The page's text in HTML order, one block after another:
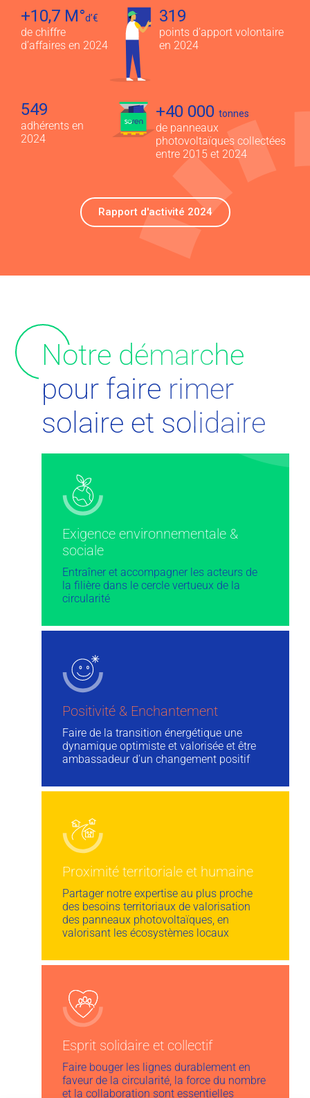
+10,7 M°d’€
de chiffre
d’affaires en 2024
319
points d’apport volontaire
en 2024
549
adhérents en
2024
+40 000 tonnes
de panneaux
photovoltaïques collectées
entre 2015 et 2024
Rapport d'activité 2024
Notre démarche
pour faire rimer
solaire et solidaire
Exigence environnementale &
sociale
Entraîner et accompagner les acteurs de
la filière dans le cercle vertueux de la
circularité
Positivité & Enchantement
Faire de la transition énergétique une
dynamique optimiste et valorisée et être
ambassadeur d’un changement positif
Proximité territoriale et humaine
Partager notre expertise au plus proche
des besoins territoriaux de valorisation
des panneaux photovoltaïques, en
valorisant les écosystèmes locaux
Esprit solidaire et collectif
Faire bouger les lignes durablement en
faveur de la circularité, la force du nombre
et la collaboration sont essentielles